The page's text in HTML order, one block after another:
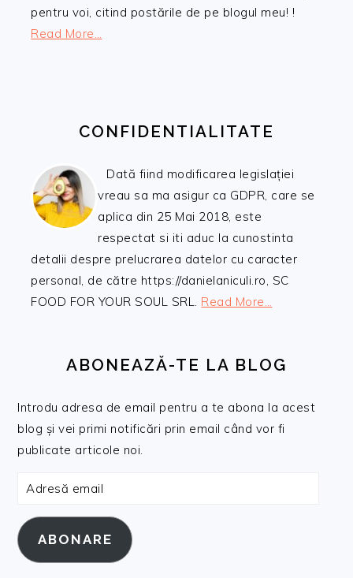
pentru voi, citind postările de pe blogul meu! !
Read More…
CONFIDENTIALITATE
Dată fiind modificarea legislației
vreau sa ma asigur ca GDPR, care se
aplica din 25 Mai 2018, este
respectat si iti aduc la cunostinta
detalii despre prelucrarea datelor cu caracter
personal, de către https://danielaniculi.ro, SC
FOOD FOR YOUR SOUL SRL. Read More…
ABONEAZĂ-TE LA BLOG
Introdu adresa de email pentru a te abona la acest
blog și vei primi notificări prin email când vor fi
publicate articole noi.
Adresă
ABONARE